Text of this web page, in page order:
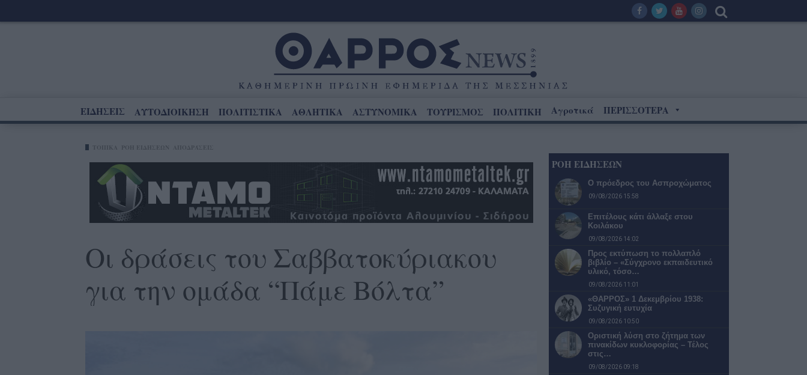
ΕΙΔΗΣΕΙΣ ΑΥΤΟΔΙΟΙΚΗΣΗ ΠΟΛΙΤΙΣΤΙΚΑ ΑΘΛΗΤΙΚΑ ΑΣΤΥΝΟΜΙΚΑ ΤΟΥΡΙΣΜΟΣ ΠΟΛΙΤΙΚΗ Αγροτικά ΠΕΡΙΣΣΟΤΕΡΑ
Οι δράσεις του Σαββατοκύριακου
για την ομάδα “Πάμε Βόλτα”
ΡΟΗ ΕΙΔΗΣΕΩΝ
Ο πρόεδρος του Ασπροχώματος
09/08/2026 15:58
Επιτέλους κάτι άλλαξε στου
Κοιλάκου
09/08/2026 14:02
Προς εκτύπωση το πολλαπλό
βιβλίο – «Σύγχρονο εκπαιδευτικό
υλικό, τόσο…
09/08/2026 11:01
«ΘΑΡΡΟΣ» 1 Δεκεμβρίου 1938:
Συζυγική ευτυχία
09/08/2026 10:50
Οριστική λύση στο ζήτημα των
πινακίδων κυκλοφορίας – Τέλος
στις…
09/08/2026 09:18